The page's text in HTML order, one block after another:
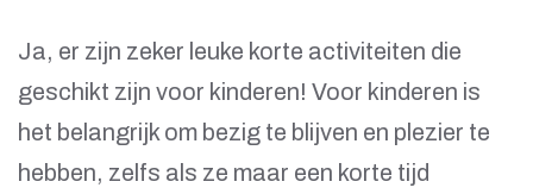
Ja, er zijn zeker leuke korte activiteiten die
geschikt zijn voor kinderen! Voor kinderen is
het belangrijk om bezig te blijven en plezier te
hebben, zelfs als ze maar een korte tijd